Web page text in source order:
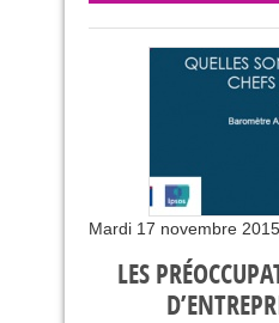
Mardi 17 novembre 2015
LES